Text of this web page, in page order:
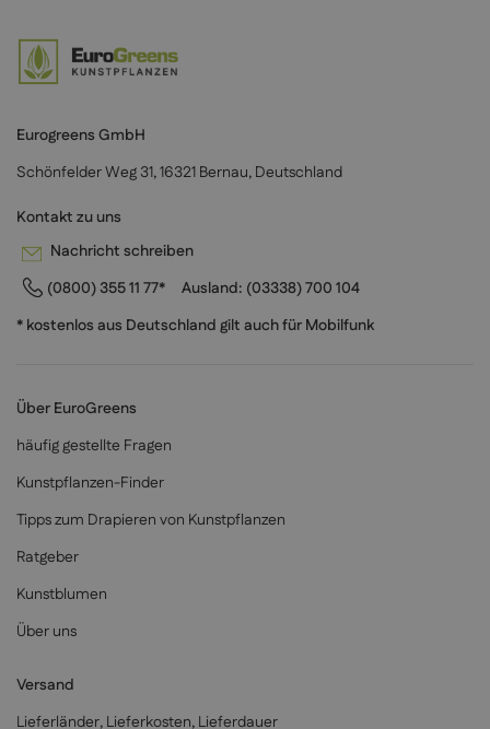
Eurogreens GmbH
Schönfelder Weg 31, 16321 Bernau, Deutschland
Kontakt zu uns
Nachricht schreiben
(0800) 355 11 77*
Ausland: (03338) 700 104
* kostenlos aus Deutschland gilt auch für Mobilfunk
Über EuroGreens
häufig gestellte Fragen
Kunstpflanzen-Finder
Tipps zum Drapieren von Kunstpflanzen
Ratgeber
Kunstblumen
Über uns
Versand
Lieferländer, Lieferkosten, Lieferdauer